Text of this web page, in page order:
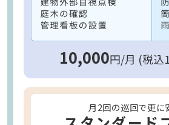
10,000円/月 (税込
月2回の巡回で更に